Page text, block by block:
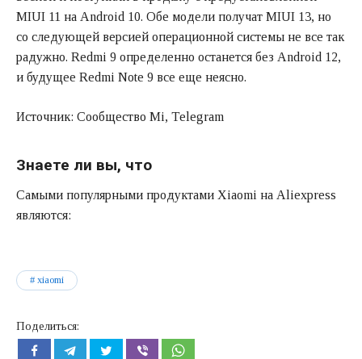
MIUI 11 на Android 10. Обе модели получат MIUI 13, но
со следующей версией операционной системы не все так
радужно. Redmi 9 определенно останется без Android 12,
и будущее Redmi Note 9 все еще неясно.
Источник: Сообщество Mi, Telegram
Знаете ли вы, что
Самыми популярными продуктами Xiaomi на Aliexpress
являются:
xiaomi
Поделиться: